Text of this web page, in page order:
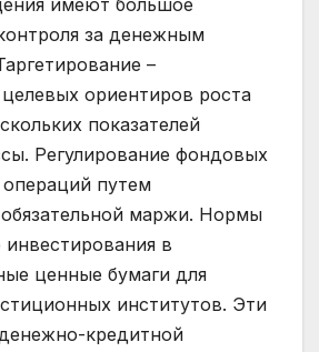
имеют большое
за денежным
–
ориентиров роста
показателей
Регулирование фондовых
путем
обязательной маржи. Нормы
инвестирования в
ценные бумаги для
институтов. Эти
кредитной